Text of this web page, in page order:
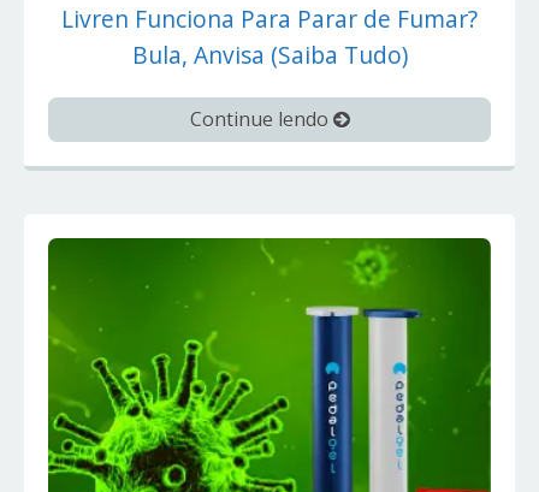
Livren Funciona Para Parar de Fumar?
Bula, Anvisa (Saiba Tudo)
Continue lendo